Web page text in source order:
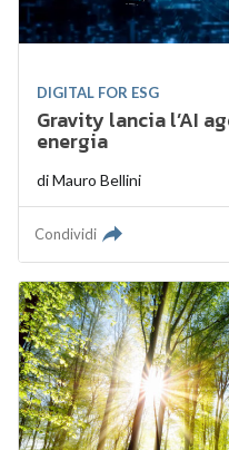
DIGITAL FOR ESG
Gravity lancia l’AI
energia
diMauro Bellini
Condividi